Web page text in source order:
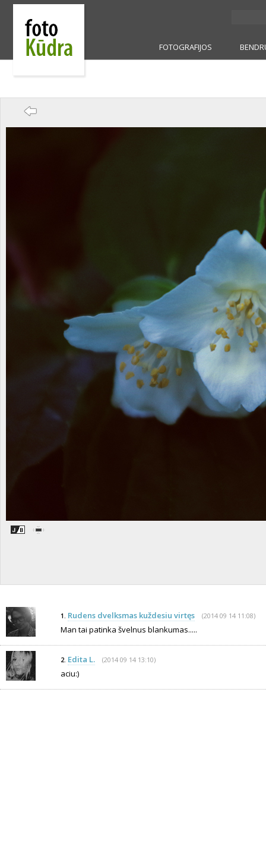
FOTOGRAFIJOS
1. Rudens dvelksmas kuždesiu virtęs (2014 09 14 11:08)
Man tai patinka švelnus blankumas.....
2. Edita L. (2014 09 14 13:10)
aciu:)